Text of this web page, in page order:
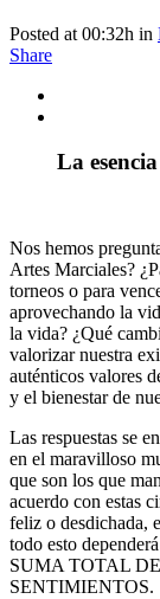
Posted at 00:32h in
Share
La
Nos hemos
Artes Marciales?
torneos o para
aprovechando la
la vida? ¿Qué
valorizar nuestra
auténticos valores
y el bienestar de
Las respuestas se
en el maravilloso
que son los que
acuerdo con estas
feliz o desdichada,
todo esto
SUMA TOTAL
SENTIMIENTOS.